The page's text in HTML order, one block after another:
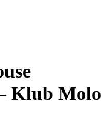
Klub Molo